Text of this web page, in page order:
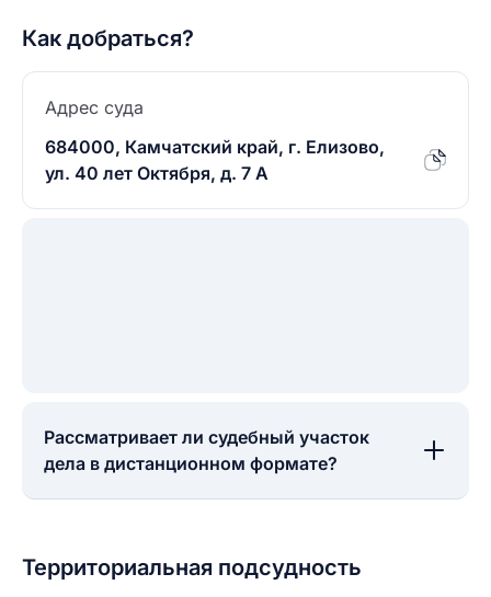
Как добраться?
Адрес суда
684000, Камчатский край, г. Елизово,
ул. 40 лет Октября, д. 7 А
Рассматривает ли судебный участок
дела в дистанционном формате?
Территориальная подсудность